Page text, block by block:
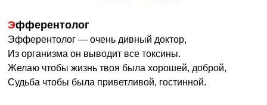
Эфферентолог
Эфферентолог — очень дивный доктор,
Из организма он выводит все токсины.
Желаю чтобы жизнь твоя была хорошей, доброй,
Судьба чтобы была приветливой, гостинной.